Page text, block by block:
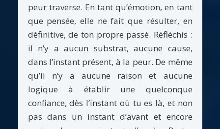
peur traverse. En tant qu’émotion, en tant
que pensée, elle ne fait que résulter, en
définitive, de ton propre passé. Réfléchis :
il n’y a aucun substrat, aucune cause,
dans l’instant présent, à la peur. De même
qu’il n’y a aucune raison et aucune
logique à établir une quelconque
confiance, dès l’instant où tu es là, et non
pas dans un instant d’avant et encore